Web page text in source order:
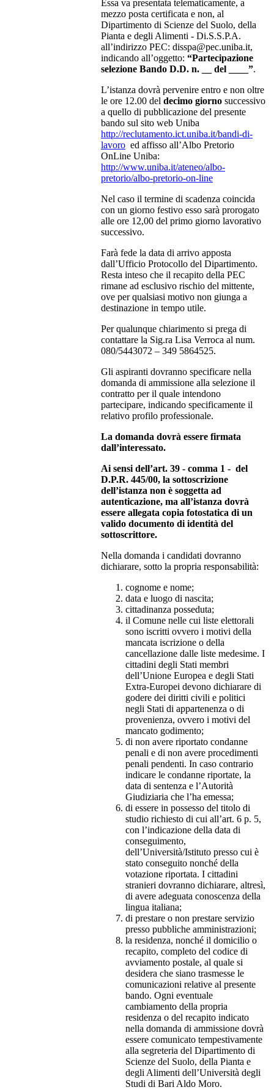
Essa va presentata telematicamente, a
mezzo posta certificata e non, al
Dipartimento di Scienze del Suolo, della
Pianta e degli Alimenti - Di.S.S.P.A.
all’indirizzo PEC: disspa@pec.uniba.it,
indicando all’oggetto: “Partecipazione
selezione Bando D.D. n. __ del ____”.
L’istanza dovrà pervenire entro e non oltre
le ore 12.00 del decimo giorno successivo
a quello di pubblicazione del presente
bando sul sito web Uniba
http://reclutamento.ict.uniba.it/bandi-di-
lavoro ed affisso all’Albo Pretorio
OnLine Uniba:
http://www.uniba.it/ateneo/albo-
pretorio/albo-pretorio-on-line
Nel caso il termine di scadenza coincida
con un giorno festivo esso sarà prorogato
alle ore 12,00 del primo giorno lavorativo
successivo.
Farà fede la data di arrivo apposta
dall’Ufficio Protocollo del Dipartimento.
Resta inteso che il recapito della PEC
rimane ad esclusivo rischio del mittente,
ove per qualsiasi motivo non giunga a
destinazione in tempo utile.
Per qualunque chiarimento si prega di
contattare la Sig.ra Lisa Verroca al num.
080/5443072 – 349 5864525.
Gli aspiranti dovranno specificare nella
domanda di ammissione alla selezione il
contratto per il quale intendono
partecipare, indicando specificamente il
relativo profilo professionale.
La domanda dovrà essere firmata
dall’interessato.
Ai sensi dell’art. 39 - comma 1 - del
D.P.R. 445/00, la sottoscrizione
dell’istanza non è soggetta ad
autenticazione, ma all’istanza dovrà
essere allegata copia fotostatica di un
valido documento di identità del
sottoscrittore.
Nella domanda i candidati dovranno
dichiarare, sotto la propria responsabilità:
cognome e nome;
data e luogo di nascita;
cittadinanza posseduta;
il Comune nelle cui liste elettorali
sono iscritti ovvero i motivi della
mancata iscrizione o della
cancellazione dalle liste medesime. I
cittadini degli Stati membri
dell’Unione Europea e degli Stati
Extra-Europei devono dichiarare di
godere dei diritti civili e politici
negli Stati di appartenenza o di
provenienza, ovvero i motivi del
mancato godimento;
di non avere riportato condanne
penali e di non avere procedimenti
penali pendenti. In caso contrario
indicare le condanne riportate, la
data di sentenza e l’Autorità
Giudiziaria che l’ha emessa;
di essere in possesso del titolo di
studio richiesto di cui all’art. 6 p. 5,
con l’indicazione della data di
conseguimento,
dell’Università/Istituto presso cui è
stato conseguito nonché della
votazione riportata. I cittadini
stranieri dovranno dichiarare, altresì,
di avere adeguata conoscenza della
lingua italiana;
di prestare o non prestare servizio
presso pubbliche amministrazioni;
la residenza, nonché il domicilio o
recapito, completo del codice di
avviamento postale, al quale si
desidera che siano trasmesse le
comunicazioni relative al presente
bando. Ogni eventuale
cambiamento della propria
residenza o del recapito indicato
nella domanda di ammissione dovrà
essere comunicato tempestivamente
alla segreteria del Dipartimento di
Scienze del Suolo, della Pianta e
degli Alimenti dell’Università degli
Studi di Bari Aldo Moro.